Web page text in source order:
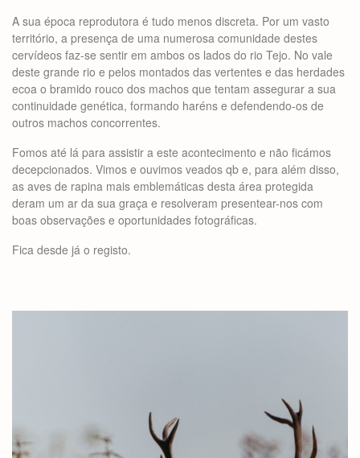
A sua época reprodutora é tudo menos discreta. Por um vasto
território, a presença de uma numerosa comunidade destes
cervídeos faz-se sentir em ambos os lados do rio Tejo. No vale
deste grande rio e pelos montados das vertentes e das herdades
ecoa o bramido rouco dos machos que tentam assegurar a sua
continuidade genética, formando haréns e defendendo-os de
outros machos concorrentes.
Fomos até lá para assistir a este acontecimento e não ficámos
decepcionados. Vimos e ouvimos veados qb e, para além disso,
as aves de rapina mais emblemáticas desta área protegida
deram um ar da sua graça e resolveram presentear-nos com
boas observações e oportunidades fotográficas.
Fica desde já o registo.